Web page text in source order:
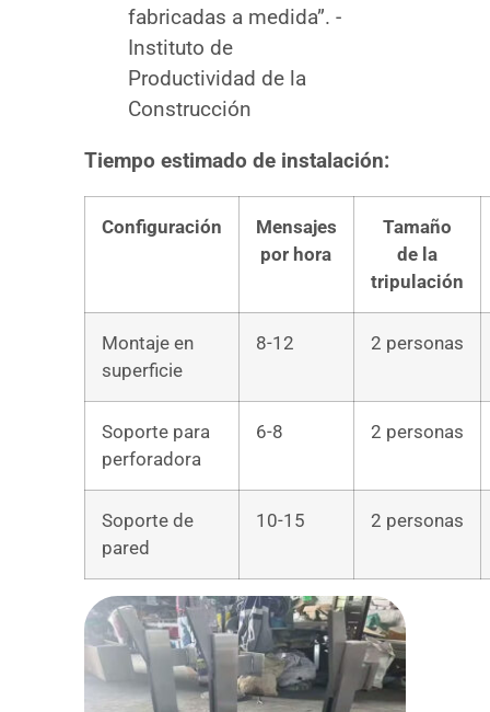
fabricadas a medida”. -
Instituto de
Productividad de la
Construcción
Tiempo estimado de instalación:
Configuración
Mensajes
por hora
Tamaño
de la
tripulación
Montaje en
superficie
8-12 2 personas
Soporte para
perforadora
6-8 2 personas
Soporte de
pared
10-15 2 personas